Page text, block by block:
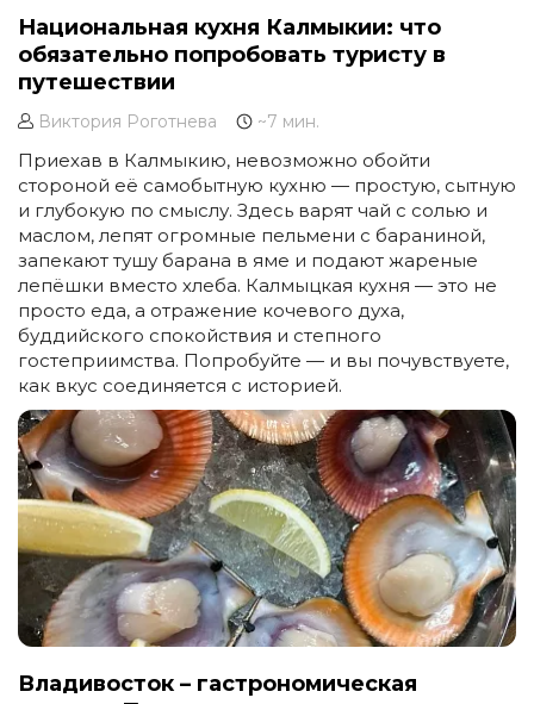
Национальная кухня Калмыкии: что
обязательно попробовать туристу в
путешествии
Виктория Роготнева ~7 мин.
Приехав в Калмыкию, невозможно обойти
стороной её самобытную кухню — простую, сытную
и глубокую по смыслу. Здесь варят чай с солью и
маслом, лепят огромные пельмени с бараниной,
запекают тушу барана в яме и подают жареные
лепёшки вместо хлеба. Калмыцкая кухня — это не
просто еда, а отражение кочевого духа,
буддийского спокойствия и степного
гостеприимства. Попробуйте — и вы почувствуете,
как вкус соединяется с историей.
Владивосток – гастрономическая